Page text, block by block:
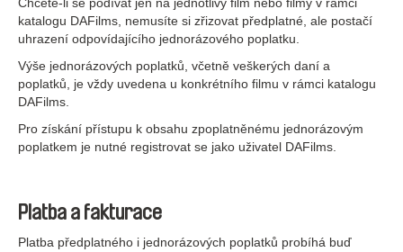
katalogu DAFilms, nemusíte si zřizovat předplatné, ale postačí
uhrazení odpovídajícího jednorázového poplatku.
Výše jednorázových poplatků, včetně veškerých daní a
poplatků, je vždy uvedena u konkrétního filmu v rámci katalogu
DAFilms.
Pro získání přístupu k obsahu zpoplatněnému jednorázovým
poplatkem je nutné registrovat se jako uživatel DAFilms.
Platba a fakturace
Platba předplatného i jednorázových poplatků probíhá buď